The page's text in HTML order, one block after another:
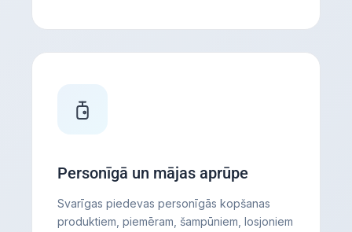
Personīgā un mājas aprūpe
Svarīgas piedevas personīgās kopšanas
produktiem, piemēram, šampūniem, losjoniem